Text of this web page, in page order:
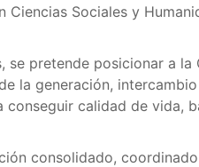
Sociales y
se pretende posicionar a la
la generación,
calidad de vida,
consolidado,